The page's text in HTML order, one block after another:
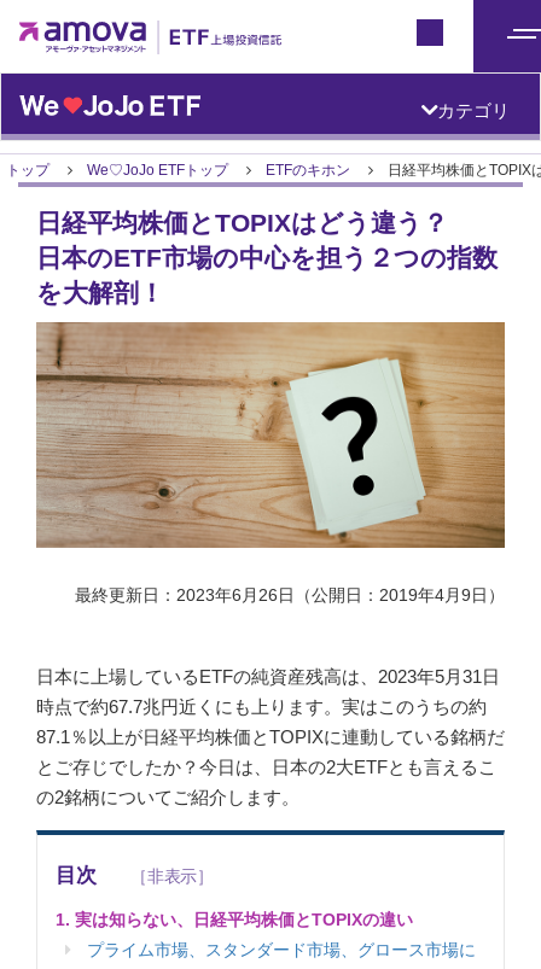
ETFトップ
ー
カテゴリ
トップ We♡JoJo ETFトップ ETFのキホン 日経平均株価とTOPIX
日経平均株価とTOPIXはどう違う？
日本のETF市場の中心を担う２つの指数
を大解剖！
最終更新日：2023年6月26日（公開日：2019年4月9日）
日本に上場しているETFの純資産残高は、2023年5月31日
時点で約67.7兆円近くにも上ります。実はこのうちの約
87.1％以上が日経平均株価とTOPIXに連動している銘柄だ
とご存じでしたか？今日は、日本の2大ETFとも言えるこ
の2銘柄についてご紹介します。
目次
1. 実は知らない、日経平均株価とTOPIXの違い
プライム市場、スタンダード市場、グロース市場に